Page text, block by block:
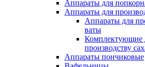
Аппараты для
Аппараты для
Аппараты для
ваты
Комплектующие
производству
Аппараты пончиковые